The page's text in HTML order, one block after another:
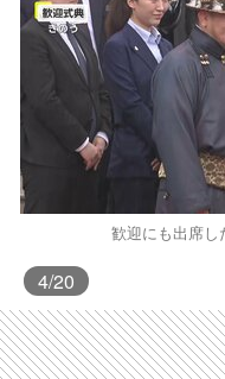
歓迎にも出席し
4/20